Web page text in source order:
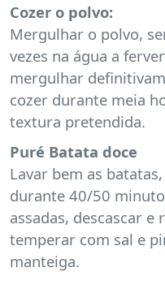
Cozer o polvo:
Mergulhar o polvo,
vezes na água a
mergulhar
cozer durante meia
textura pretendida.
Puré Batata doce
Lavar bem as
durante 40/50
assadas, descascar
temperar com sal e
manteiga.